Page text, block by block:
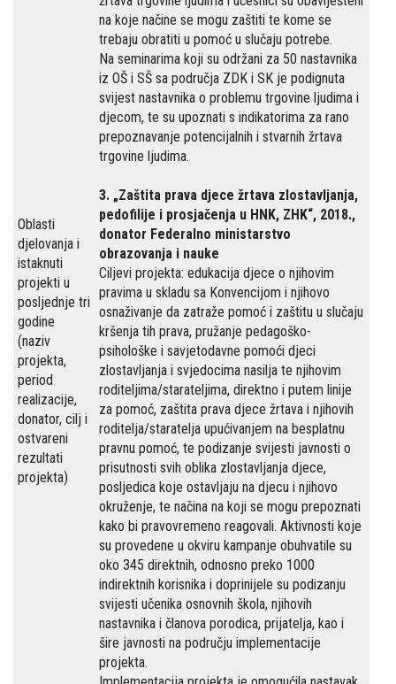
Oblasti
djelovanja i
istaknuti
projekti u
posljednje tri
godine
(naziv
projekta,
period
realizacije,
donator, cilj i
ostvareni
rezultati
projekta)
na koje načine se mogu zaštiti te kome se
trebaju obratiti u pomoć u slučaju potrebe.
Na seminarima koji su održani za 50 nastavnika
iz OŠ i SŠ sa područja ZDK i SK je podignuta
svijest nastavnika o problemu trgovine ljudima i
djecom, te su upoznati s indikatorima za rano
prepoznavanje potencijalnih i stvarnih žrtava
trgovine ljudima.
3. „Zaštita prava djece žrtava zlostavljanja,
pedofilije i prosjačenja u HNK, ZHK“, 2018.,
donator Federalno ministarstvo
obrazovanja i nauke
Ciljevi projekta: edukacija djece o njihovim
pravima u skladu sa Konvencijom i njihovo
osnaživanje da zatraže pomoć i zaštitu u slučaju
kršenja tih prava, pružanje pedagoško-
psihološke i savjetodavne pomoći djeci
zlostavljanja i svjedocima nasilja te njihovim
roditeljima/starateljima, direktno i putem linije
za pomoć, zaštita prava djece žrtava i njihovih
roditelja/staratelja upućivanjem na besplatnu
pravnu pomoć, te podizanje svijesti javnosti o
prisutnosti svih oblika zlostavljanja djece,
posljedica koje ostavljaju na djecu i njihovo
okruženje, te načina na koji se mogu prepoznati
kako bi pravovremeno reagovali. Aktivnosti koje
su provedene u okviru kampanje obuhvatile su
oko 345 direktnih, odnosno preko 1000
indirektnih korisnika i doprinijele su podizanju
svijesti učenika osnovnih škola, njihovih
nastavnika i članova porodica, prijatelja, kao i
šire javnosti na području implementacije
projekta.